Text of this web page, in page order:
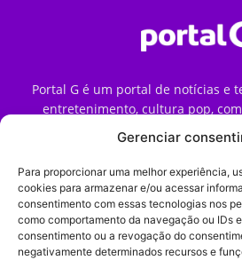
Gerenciar
Para proporcionar uma melhor experiência,
cookies para armazenar e/ou acessar
consentimento com essas tecnologias nos
como comportamento da navegação ou IDs
consentimento ou a revogação do
negativamente determinados recursos e
Portal G é um portal de notícias e
entretenimento, cultura pop,
streaming, games e iniciativas de
forma como o público vive e
Contato: